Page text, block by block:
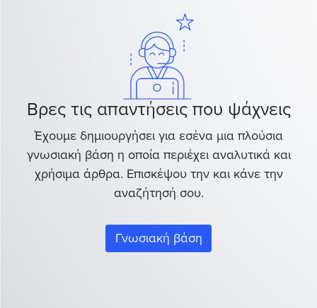
Βρες τις απαντήσεις που ψάχνεις
Έχουμε δημιουργήσει για εσένα μια πλούσια
γνωσιακή βάση η οποία περιέχει αναλυτικά και
χρήσιμα άρθρα. Επισκέψου την και κάνε την
αναζήτησή σου.
Γνωσιακή βάση